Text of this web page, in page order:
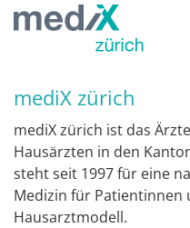
mediX zürich
mediX zürich ist das
Hausärzten in den
steht seit 1997 für eine
Medizin für Patientinnen
Hausarztmodell.